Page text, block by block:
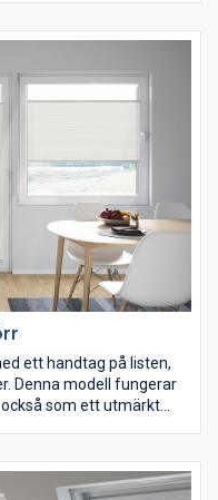
ett handtag på listen,
Denna modell fungerar
som ett utmärkt